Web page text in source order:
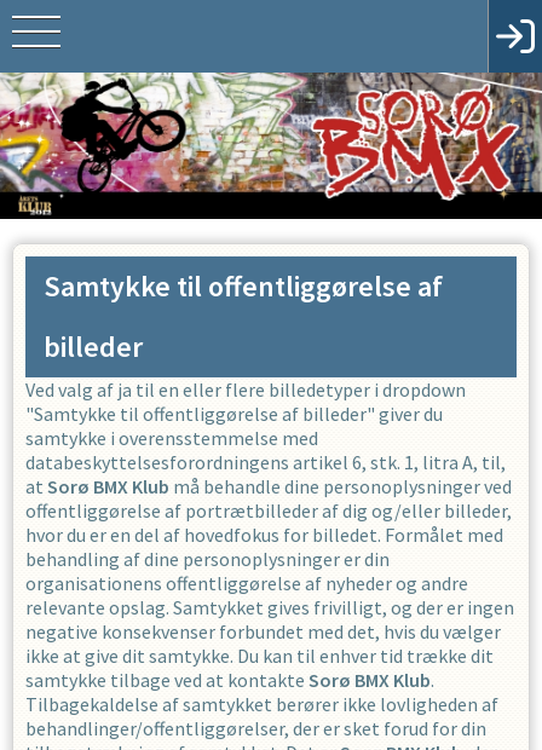
Samtykke til offentliggørelse af
billeder
Ved valg af ja til en eller flere billedetyper i dropdown
"Samtykke til offentliggørelse af billeder" giver du
samtykke i overensstemmelse med
databeskyttelsesforordningens artikel 6, stk. 1, litra A, til,
at Sorø BMX Klub må behandle dine personoplysninger ved
offentliggørelse af portrætbilleder af dig og/eller billeder,
hvor du er en del af hovedfokus for billedet. Formålet med
behandling af dine personoplysninger er din
organisationens offentliggørelse af nyheder og andre
relevante opslag. Samtykket gives frivilligt, og der er ingen
negative konsekvenser forbundet med det, hvis du vælger
ikke at give dit samtykke. Du kan til enhver tid trække dit
samtykke tilbage ved at kontakte Sorø BMX Klub.
Tilbagekaldelse af samtykket berører ikke lovligheden af
behandlinger/offentliggørelser, der er sket forud for din